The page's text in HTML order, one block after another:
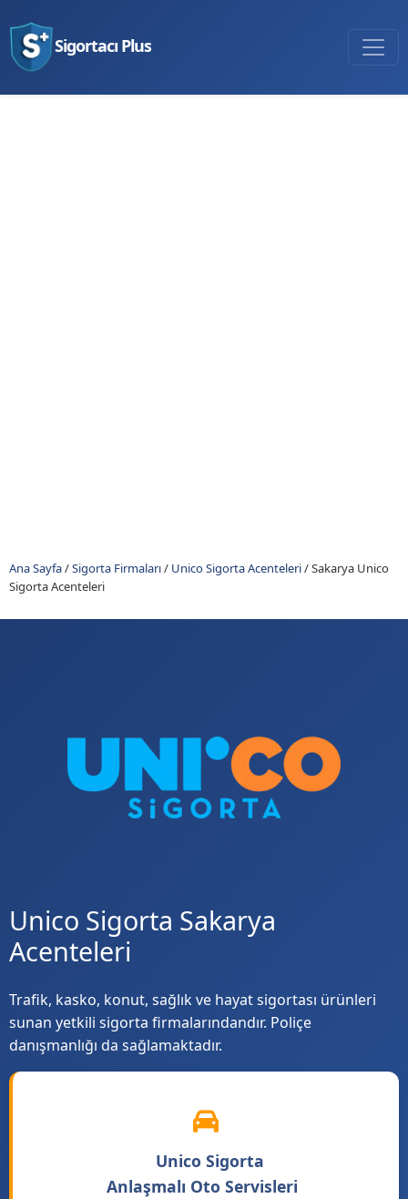
Sigortacı Plus
Ana Sayfa/Sigorta Firmaları/ Unico Sigorta Acenteleri/Sakarya Unico
Sigorta Acenteleri
Unico Sigorta Sakarya
Acenteleri
Trafik, kasko, konut, sağlık ve hayat sigortası ürünleri
sunan yetkili sigorta firmalarındandır. Poliçe
danışmanlığı da sağlamaktadır.
Unico Sigorta
Anlaşmalı Oto Servisleri